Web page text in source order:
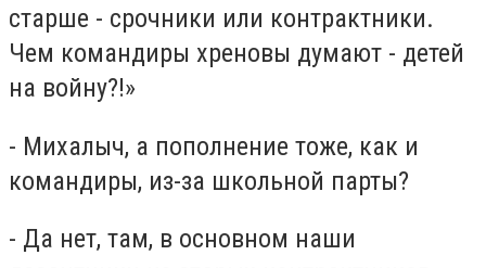
старше - срочники или контрактники.
Чем командиры хреновы думают - детей
на войну?!»
- Михалыч, а пополнение тоже, как и
командиры, из-за школьной парты?
- Да нет, там, в основном наши